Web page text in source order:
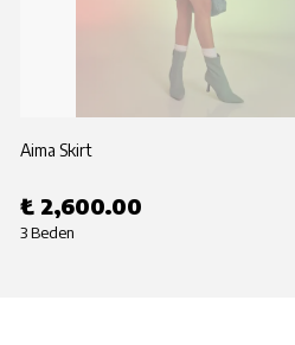
Aima Skirt
₺ 2,600.00
3 Beden